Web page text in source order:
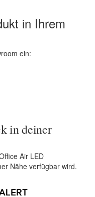
in Ihrem
ein:
in deiner
Air LED
Nähe verfügbar wird.